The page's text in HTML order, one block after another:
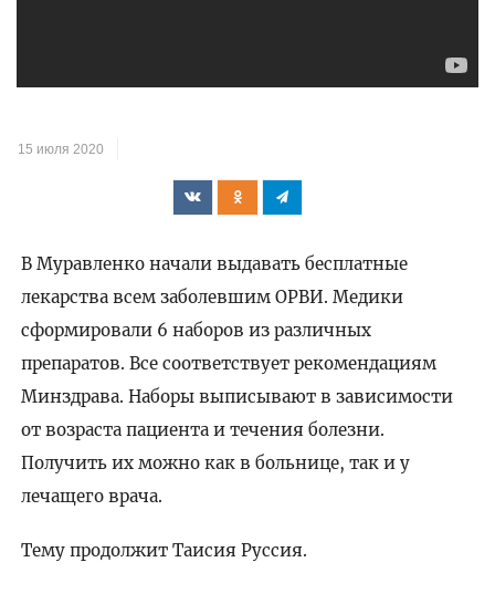
15 июля 2020
В Муравленко начали выдавать бесплатные
лекарства всем заболевшим ОРВИ. Медики
сформировали 6 наборов из различных
препаратов. Все соответствует рекомендациям
Минздрава. Наборы выписывают в зависимости
от возраста пациента и течения болезни.
Получить их можно как в больнице, так и у
лечащего врача.
Тему продолжит Таисия Руссия.